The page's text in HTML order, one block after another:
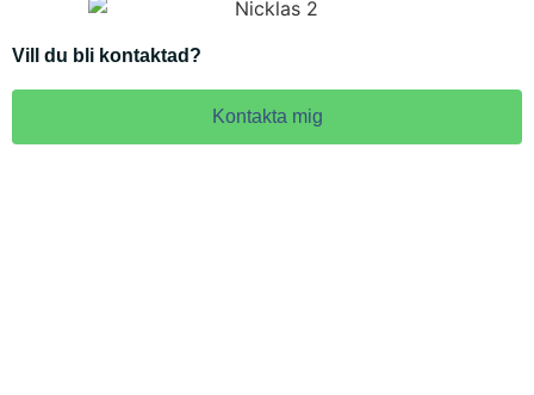
Vill du bli kontaktad?
Kontakta mig